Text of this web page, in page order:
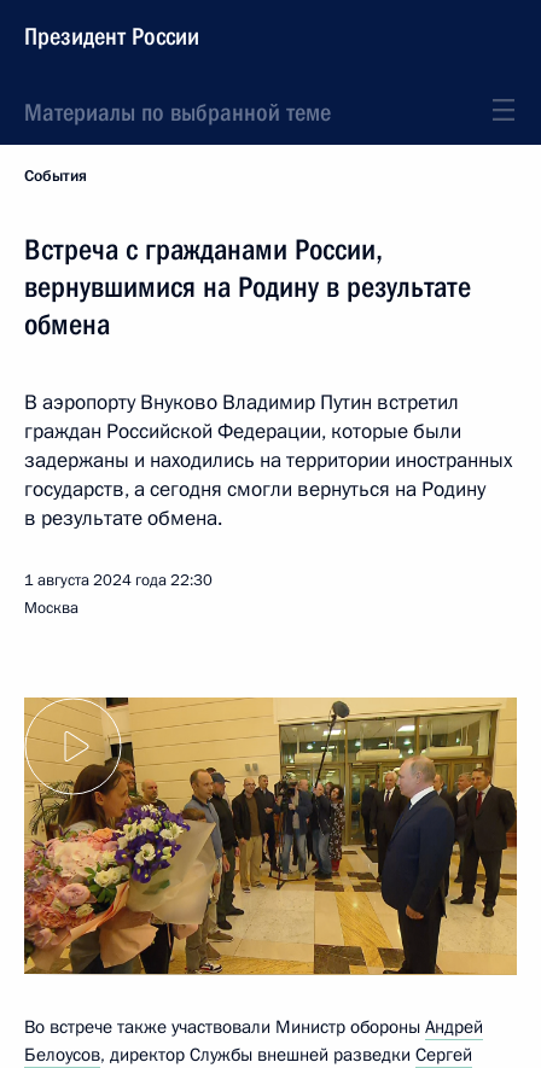
Президент России
Материалы по выбранной теме
События
Встреча с гражданами России,
вернувшимися на Родину в результате
обмена
В аэропорту Внуково Владимир Путин встретил
граждан Российской Федерации, которые были
задержаны и находились на территории иностранных
государств, а сегодня смогли вернуться на Родину
в результате обмена.
1 августа 2024 года22:30
Москва
Во встрече также участвовали Министр обороны Андрей
Белоусов, директор Службы внешней разведки Сергей